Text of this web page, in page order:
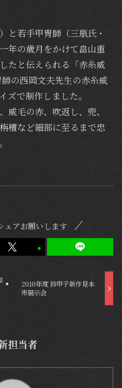
と若手甲冑師（三瓶氏・
年の歳月をかけて畠山重
たと伝えられる「赤糸威
の西岡文夫先生の赤糸威
ズで制作しました。
威毛の赤、吹返し、兜、
檀など細部に至るまで忠
ェアお願いします
2010年度 鈴甲子新作見本
市展示会
担当者